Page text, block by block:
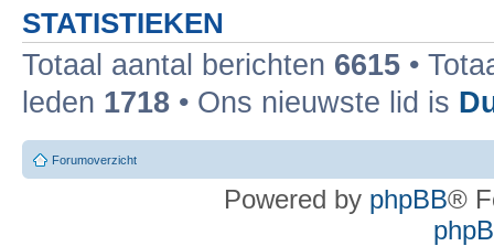
STATISTIEKEN
Totaal aantal berichten 6615 •
leden 1718 • Ons nieuwste lid is
Forumoverzicht
Powered by phpBB®